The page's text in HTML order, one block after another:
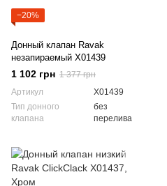
−20%
Донный клапан Ravak
незапираемый X01439
1 102 грн 1 377 грн
Артикул
X01439
Тип донного
клапана
без
перелива